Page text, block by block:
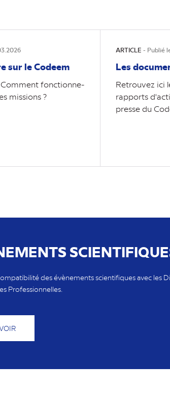
sur le Codeem
Comment fonctionne-
missions ?
ARTICLE - Publié
Les
Retrouvez ici
rapports
presse du
des évènements scientifiques avec les
Professionnelles.